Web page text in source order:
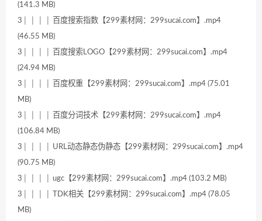
(141.3 MB)
3│ │ │ │ 百度搜索指数【299素材网：299sucai.com】.mp4
(46.55 MB)
3│ │ │ │ 百度搜索LOGO【299素材网：299sucai.com】.mp4
(24.94 MB)
3│ │ │ │ 百度权重【299素材网：299sucai.com】.mp4 (75.01
MB)
3│ │ │ │ 百度分词技术【299素材网：299sucai.com】.mp4
(106.84 MB)
3│ │ │ │ URL动态静态伪静态【299素材网：299sucai.com】.mp4
(90.75 MB)
3│ │ │ │ ugc【299素材网：299sucai.com】.mp4 (103.2 MB)
3│ │ │ │ TDK相关【299素材网：299sucai.com】.mp4 (78.05
MB)